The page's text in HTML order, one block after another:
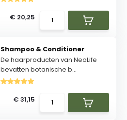
€ 20,25
Shampoo & Conditioner
De haarproducten van NeoLife
bevatten botanische b...
€ 31,15